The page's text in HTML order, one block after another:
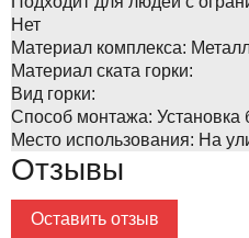
Нет
Материал комплекса:
Материал ската горки:
Вид горки:
Способ монтажа: Установка
Место использования: На
Отзывы
Оставить отзыв